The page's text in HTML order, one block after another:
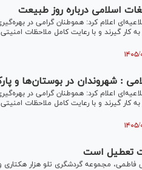
اسلامی درباره روز طبیعت
اعلام کرد: هموطنان گرامی در
به کار گیرند و با رعایت کامل ملاحظات
: شهروندان در بوستان‌ها و
اعلام کرد: هموطنان گرامی در
به کار گیرند و با رعایت کامل ملاحظات
گردشگری تلو هزار هکتاری و باغ پرندگان در